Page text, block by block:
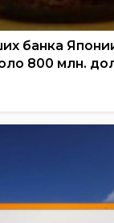
банка
800 млн.